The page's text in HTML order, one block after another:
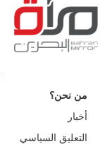
من نحن؟
أخبار
التعليق السياسي